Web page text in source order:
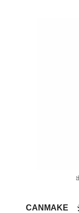
CANMAKE